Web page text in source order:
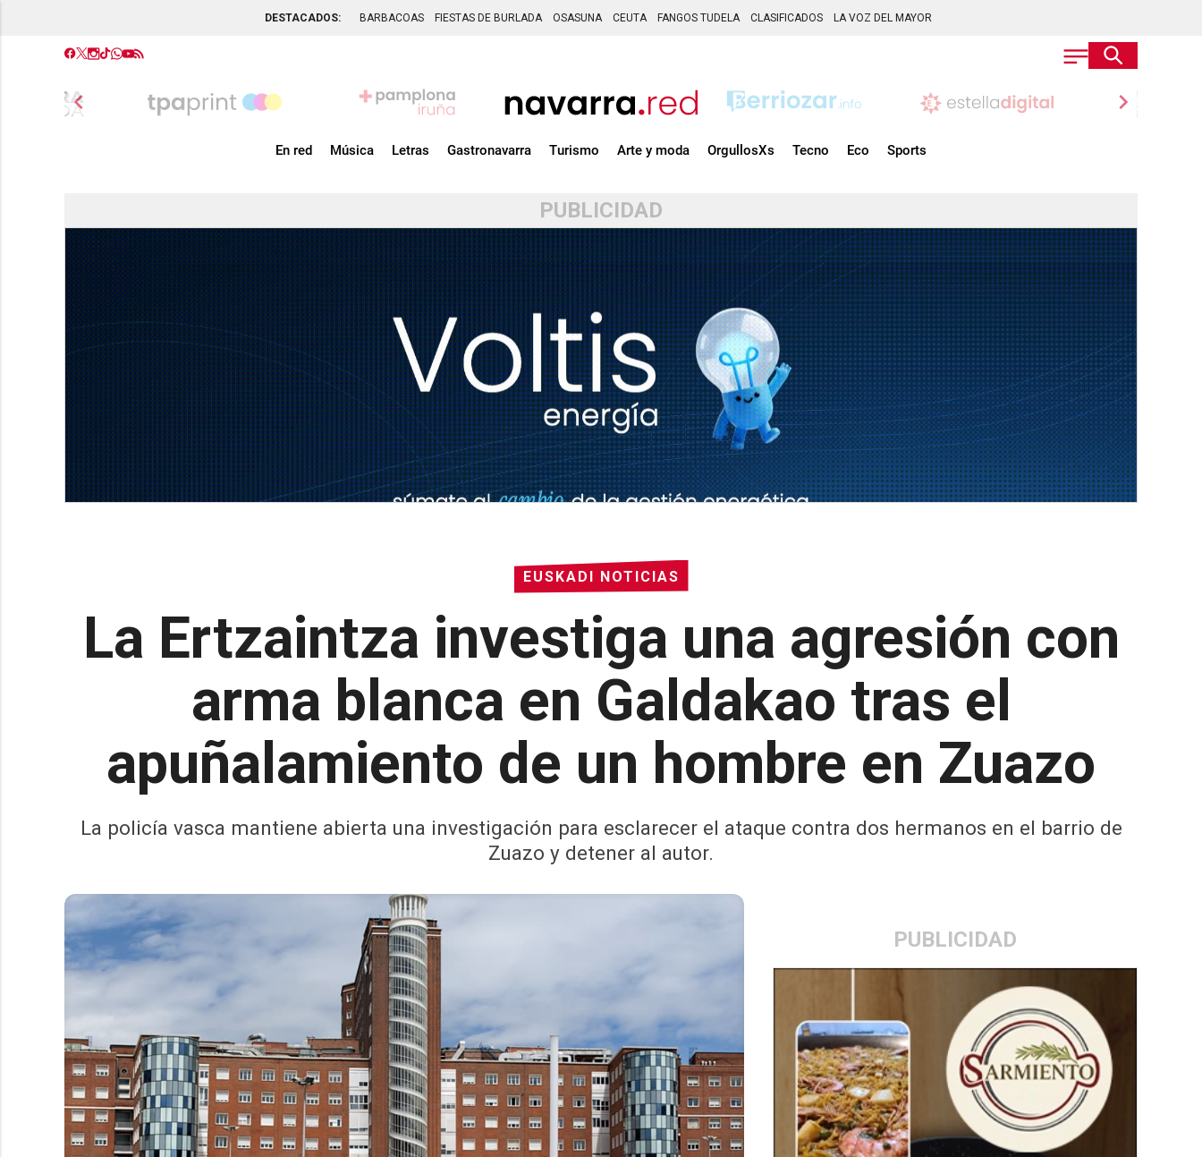
DESTACADOS: BARBACOAS FIESTAS DE BURLADA OSASUNA CEUTA FANGOS TUDELA CLASIFICADOS LA VOZ DEL MAYOR
chevron_left chevron_right
En red Música Letras Gastronavarra Turismo Arte y moda OrgullosXs Tecno Eco Sports
PUBLICIDAD
EUSKADI NOTICIAS
La Ertzaintza investiga una agresión con
arma blanca en Galdakao tras el
apuñalamiento de un hombre en Zuazo
La policía vasca mantiene abierta una investigación para esclarecer el ataque contra dos hermanos en el barrio de
Zuazo y detener al autor.
PUBLICIDAD